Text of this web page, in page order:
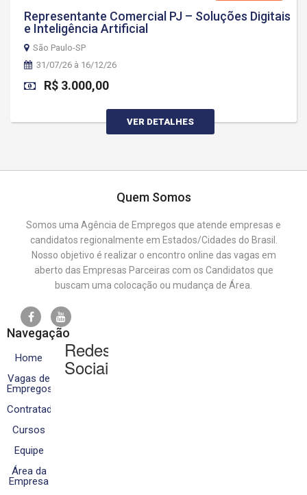
Representante Comercial PJ – Soluções Digitais
e Inteligência Artificial
São Paulo-SP
31/07/26 à 16/12/26
R$ 3.000,00
VER DETALHES
Quem Somos
Somos uma Agência de Empregos que atende empresas e
candidatos regionalmente em Estados/Cidades do Brasil.
Nosso objetivo é realizar o encontro online das vagas em
aberto das Empresas Parceiras com os Candidatos que
buscam uma colocação ou mudança de Área.
Navegação
Home
Vagas de
Empregos
Contratados
Cursos
Equipe
Área da
Empresa
Redes
Sociais